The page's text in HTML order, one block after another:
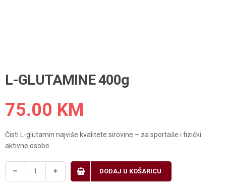
L-GLUTAMINE 400g
75.00 KM
Čisti L-glutamin najviše kvalitete sirovine – za sportaše i fizički
aktivne osobe
DODAJ U KOŠARICU